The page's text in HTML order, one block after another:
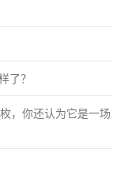
了？
，你还认为它是一场